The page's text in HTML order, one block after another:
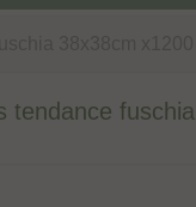
tendance